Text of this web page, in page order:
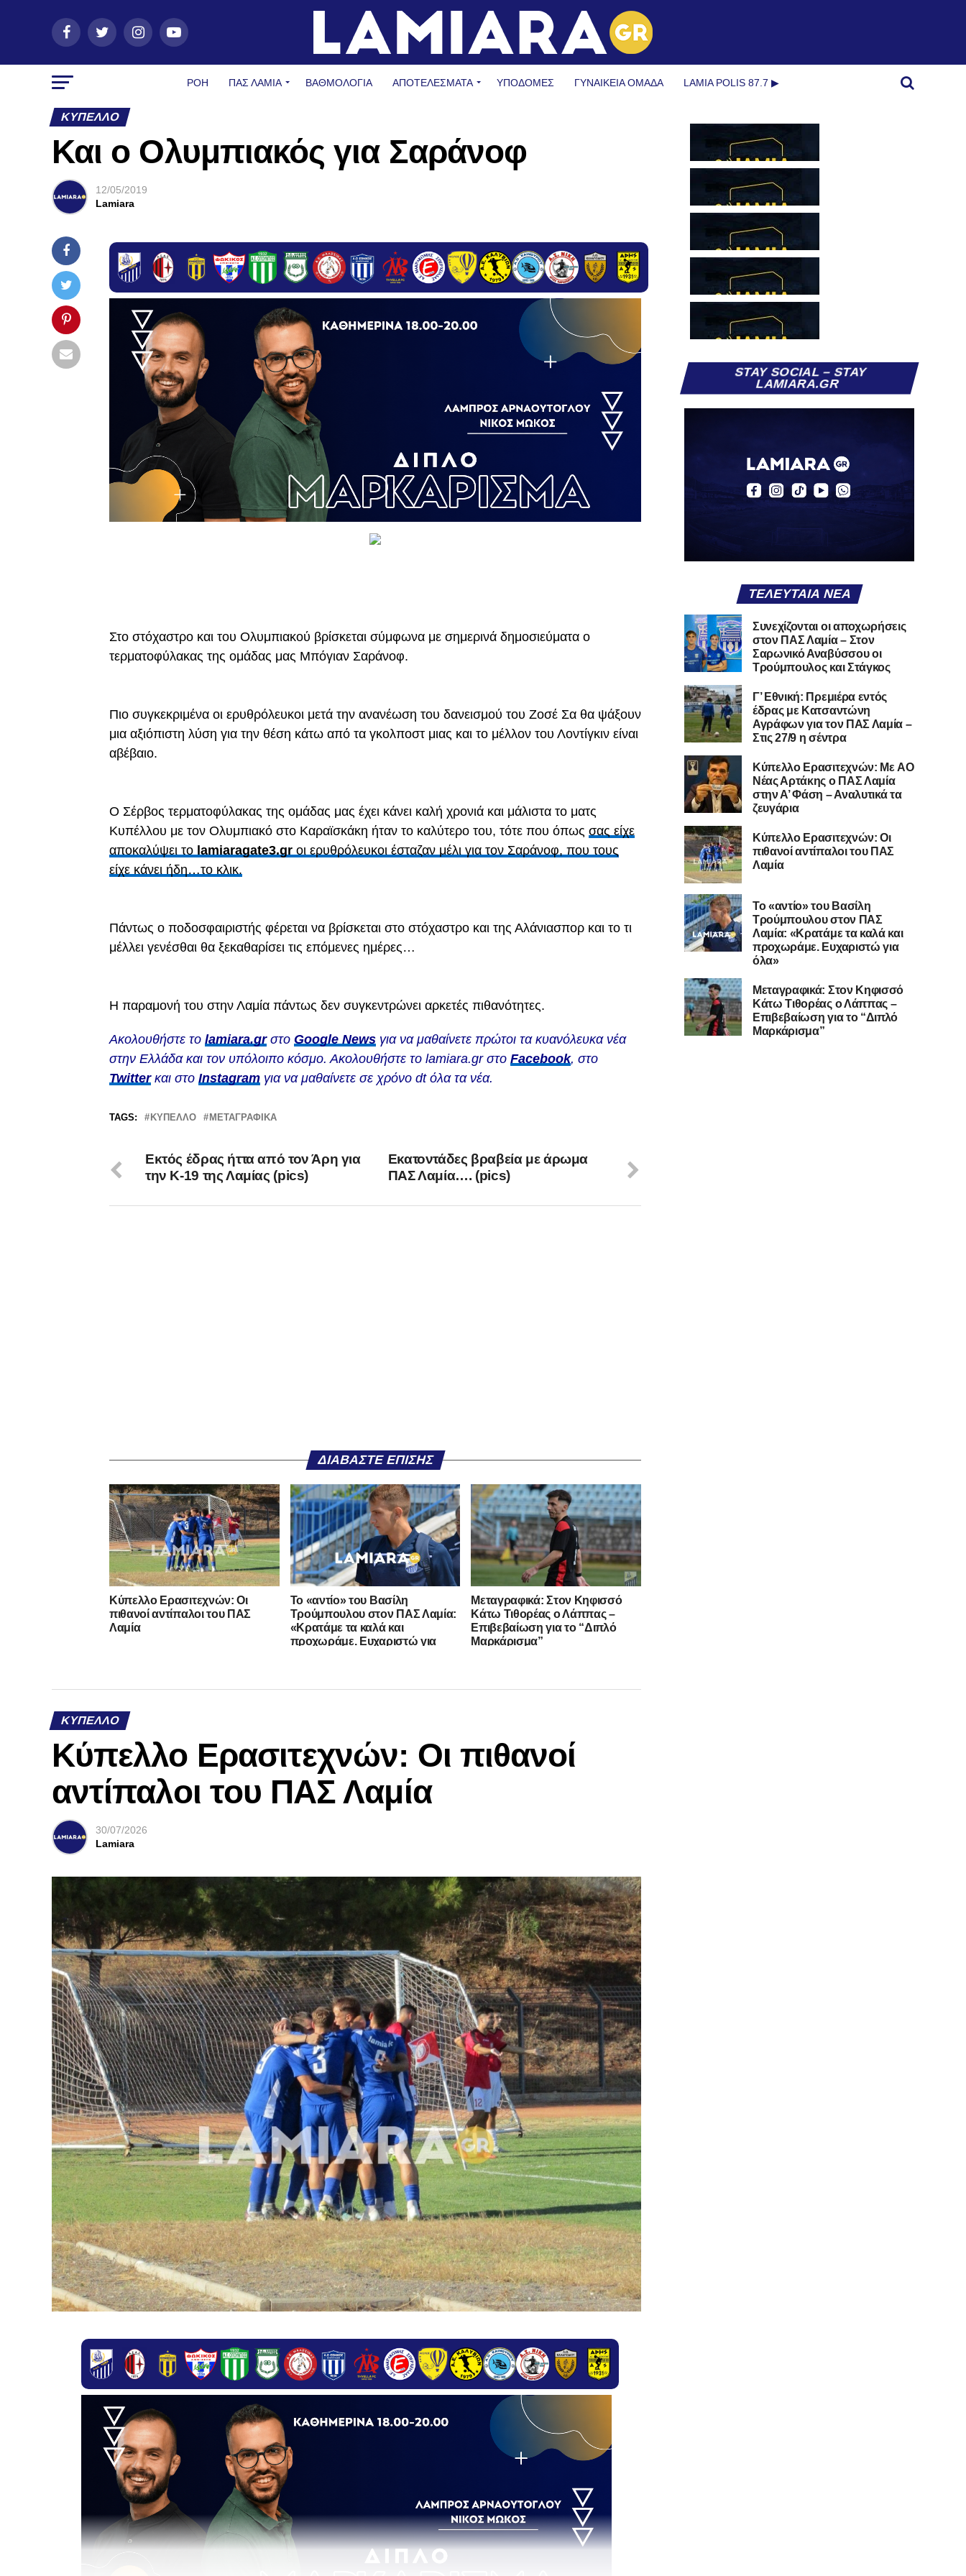
ΡΟΗ ΠΑΣ ΛΑΜΊΑ ΒΑΘΜΟΛΟΓΙΑ ΑΠΟΤΕΛΕΣΜΑΤΑ ΥΠΟΔΟΜΈΣ ΓΥΝΑΙΚΕΊΑ ΟΜΆΔΑ LAMIA POLIS 87.7 ▶︎
ΚΎΠΕΛΛΟ
Και ο Ολυμπιακός για Σαράνοφ
12/05/2019
Lamiara
Στο στόχαστρο και του Ολυμπιακού βρίσκεται σύμφωνα με σημερινά δημοσιεύματα ο
τερματοφύλακας της ομάδας μας Μπόγιαν Σαράνοφ.
Πιο συγκεκριμένα οι ερυθρόλευκοι μετά την ανανέωση του δανεισμού του Ζοσέ Σα θα ψάξουν
μια αξιόπιστη λύση για την θέση κάτω από τα γκολποστ μιας και το μέλλον του Λοντίγκιν είναι
αβέβαιο.
Ο Σέρβος τερματοφύλακας της ομάδας μας έχει κάνει καλή χρονιά και μάλιστα το ματς
Κυπέλλου με τον Ολυμπιακό στο Καραϊσκάκη ήταν το καλύτερο του, τότε που όπως σας είχε
αποκαλύψει το lamiaragate3.gr οι ερυθρόλευκοι έσταζαν μέλι για τον Σαράνοφ, που τους
είχε κάνει ήδη…το κλικ.
Πάντως ο ποδοσφαιριστής φέρεται να βρίσκεται στο στόχαστρο και της Αλάνιασπορ και το τι
μέλλει γενέσθαι θα ξεκαθαρίσει τις επόμενες ημέρες…
Η παραμονή του στην Λαμία πάντως δεν συγκεντρώνει αρκετές πιθανότητες.
Ακολουθήστε το lamiara.grστο Google News για να μαθαίνετε πρώτοι τα κυανόλευκα νέα
στην Ελλάδα και τον υπόλοιπο κόσμο. Ακολουθήστε το lamiara.gr στο Facebook, στο
Twitterκαι στο Instagram για να μαθαίνετε σε χρόνο dt όλα τα νέα.
TAGS: ΚΎΠΕΛΛΟ ΜΕΤΑΓΡΑΦΙΚΆ
Εκατοντάδες βραβεία με άρωμα
ΠΑΣ Λαμία…. (pics)
Εκτός έδρας ήττα από τον Άρη για
την Κ-19 της Λαμίας (pics)
ΔΙΑΒΆΣΤΕ ΕΠΊΣΗΣ
Κύπελλο Ερασιτεχνών: Οι
πιθανοί αντίπαλοι του ΠΑΣ
Λαμία
Το «αντίο» του Βασίλη
Τρούμπουλου στον ΠΑΣ Λαμία:
«Κρατάμε τα καλά και
προχωράμε. Ευχαριστώ για
Μεταγραφικά: Στον Κηφισσό
Κάτω Τιθορέας ο Λάππας –
Επιβεβαίωση για το “Διπλό
Μαρκάρισμα”
ΚΎΠΕΛΛΟ
Κύπελλο Ερασιτεχνών: Οι πιθανοί
αντίπαλοι του ΠΑΣ Λαμία
30/07/2026
Lamiara
STAY SOCIAL – STAY
LAMIARA.GR
ΤΕΛΕΥΤΑΊΑ ΝΈΑ
Συνεχίζονται οι αποχωρήσεις
στον ΠΑΣ Λαμία – Στον
Σαρωνικό Αναβύσσου οι
Τρούμπουλος και Στάγκος
Γ’ Εθνική: Πρεμιέρα εντός
έδρας με Κατσαντώνη
Αγράφων για τον ΠΑΣ Λαμία –
Στις 27/9 η σέντρα
Kύπελλο Ερασιτεχνών: Με AO
Nέας Αρτάκης ο ΠΑΣ Λαμία
στην Α’ Φάση – Αναλυτικά τα
ζευγάρια
Κύπελλο Ερασιτεχνών: Οι
πιθανοί αντίπαλοι του ΠΑΣ
Λαμία
Το «αντίο» του Βασίλη
Τρούμπουλου στον ΠΑΣ
Λαμία: «Κρατάμε τα καλά και
προχωράμε. Ευχαριστώ για
όλα»
Μεταγραφικά: Στον Κηφισσό
Κάτω Τιθορέας ο Λάππας –
Επιβεβαίωση για το “Διπλό
Μαρκάρισμα”